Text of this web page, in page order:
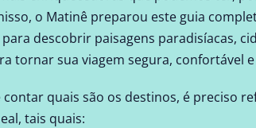
o Matinê preparou este guia
descobrir paisagens paradisíacas,
tornar sua viagem segura, confortável
contar quais são os destinos, é preciso
tais quais: